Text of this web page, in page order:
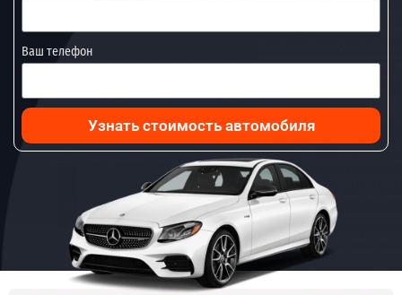
Ваш телефон
Узнать стоимость автомобиля